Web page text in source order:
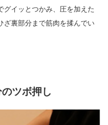
グイッとつかみ、圧を加えた
ざ裏部分まで筋肉を揉んでい
ツボ押し